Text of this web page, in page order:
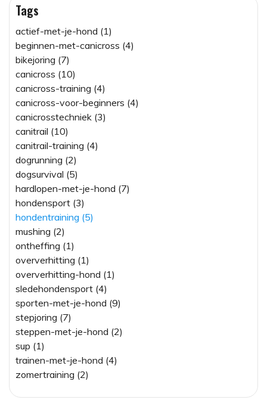
Tags
actief-met-je-hond (1)
beginnen-met-canicross (4)
bikejoring (7)
canicross (10)
canicross-training (4)
canicross-voor-beginners (4)
canicrosstechniek (3)
canitrail (10)
canitrail-training (4)
dogrunning (2)
dogsurvival (5)
hardlopen-met-je-hond (7)
hondensport (3)
hondentraining (5)
mushing (2)
ontheffing (1)
oververhitting (1)
oververhitting-hond (1)
sledehondensport (4)
sporten-met-je-hond (9)
stepjoring (7)
steppen-met-je-hond (2)
sup (1)
trainen-met-je-hond (4)
zomertraining (2)